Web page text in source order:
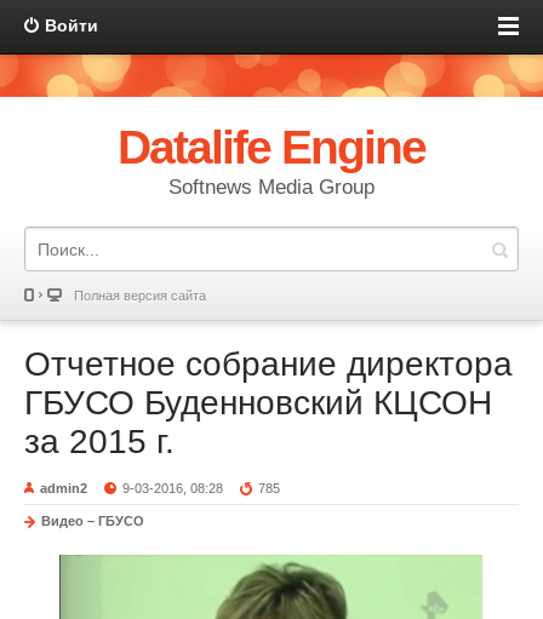
Войти
Datalife Engine
Softnews Media Group
Полная версия сайта
Отчетное собрание директора
ГБУСО Буденновский КЦСОН
за 2015 г.
admin2 9-03-2016, 08:28 785
Видео – ГБУСО